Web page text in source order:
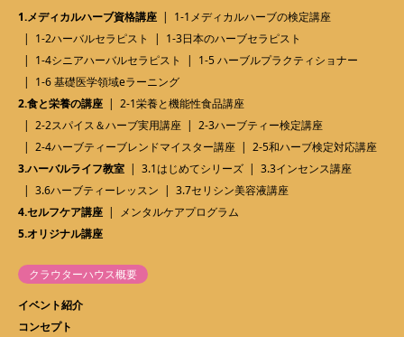
1.メディカルハーブ資格講座
1-1メディカルハーブの検定講座
1-2ハーバルセラピスト
1-3日本のハーブセラピスト
1-4シニアハーバルセラピスト
1-5 ハーブルプラクティショナー
1-6 基礎医学領域eラーニング
2.食と栄養の講座
2-1栄養と機能性食品講座
2-2スパイス＆ハーブ実用講座
2-3ハーブティー検定講座
2-4ハーブティーブレンドマイスター講座
2-5和ハーブ検定対応講座
3.ハーバルライフ教室
3.1はじめてシリーズ
3.3インセンス講座
3.6ハーブティーレッスン
3.7セリシン美容液講座
4.セルフケア講座
メンタルケアプログラム
5.オリジナル講座
クラウターハウス概要
イベント紹介
コンセプト